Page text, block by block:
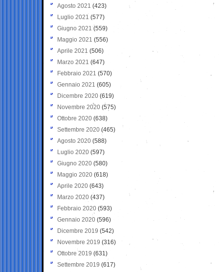
Agosto 2021 (423)
Luglio 2021 (577)
Giugno 2021(559)
Maggio 2021 (556)
Aprile 2021 (506)
Marzo 2021 (647)
Febbraio 2021 (570)
Gennaio 2021 (605)
Dicembre 2020 (619)
Novembre 2020 (575)
Ottobre 2020 (638)
Settembre 2020(465)
Agosto 2020 (588)
Luglio 2020 (597)
Giugno 2020 (580)
Maggio 2020 (618)
Aprile 2020 (643)
Marzo 2020 (437)
Febbraio 2020 (593)
Gennaio 2020 (596)
Dicembre 2019 (542)
Novembre 2019 (316)
Ottobre 2019 (631)
Settembre 2019 (617)